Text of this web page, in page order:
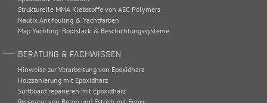
Strukturelle MMA Klebstoffe von AEC Polymers
Nautix Antifouling & Yachtfarben
Map Yachting: Bootslack & Beschichtungssysteme
BERATUNG & FACHWISSEN
Hinweise zur Verarbeitung von Epoxidharz
Holzsanierung mit Epoxidharz
Surfboard reparieren mit Epoxidharz